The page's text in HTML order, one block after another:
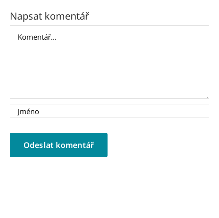
Napsat komentář